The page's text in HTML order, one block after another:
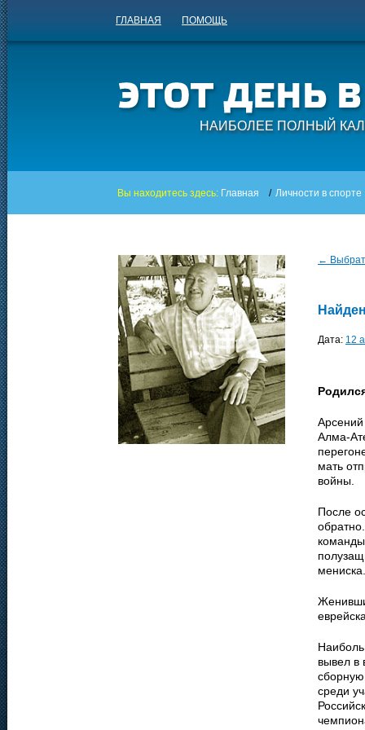
ГЛАВНАЯ ПОМОЩЬ
НАИБОЛЕЕ ПОЛНЫЙ
Вы находитесь здесь: Главная / Личности в спорте
←
Дата: 12
Алма-
мать
войны.
После
мениска.
вывел в
среди